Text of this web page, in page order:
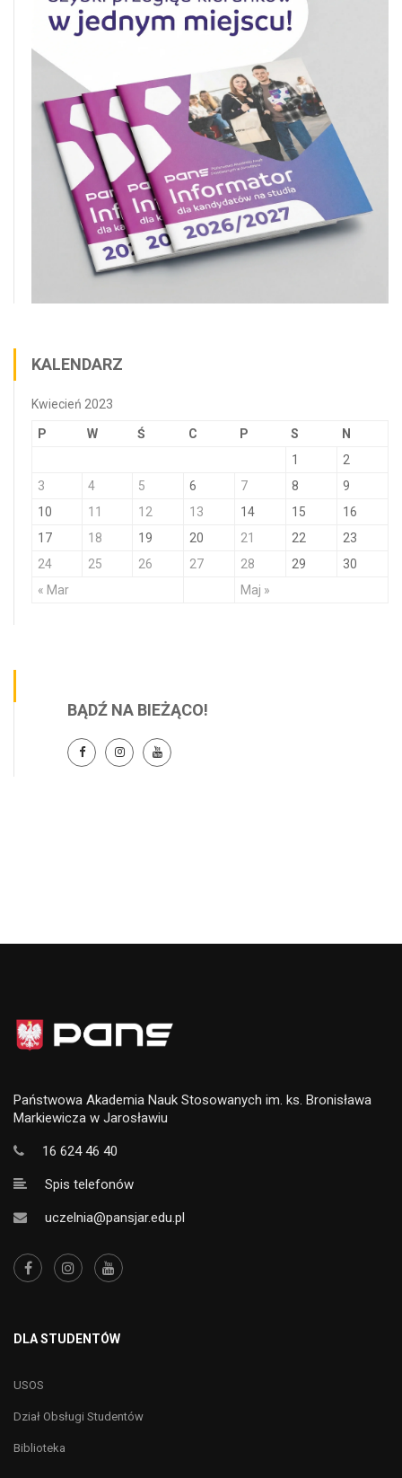
KALENDARZ
Kwiecień 2023
P W Ś C P S N
« Mar Maj »
1
2
3
4 5 6 7 8
9
10
11 12 13 14 15
16
17
18 19 20 21 22
23
24
25 26 27 28 29 30
BĄDŹ NA BIEŻĄCO!
Państwowa Akademia Nauk Stosowanych im. ks. Bronisława
Markiewicza w Jarosławiu
16 624 46 40
Spis telefonów
uczelnia@pansjar.edu.pl
DLA STUDENTÓW
USOS
Dział Obsługi Studentów
Biblioteka